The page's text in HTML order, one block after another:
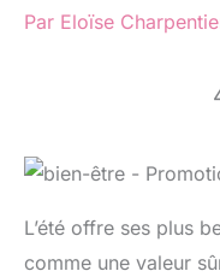
Par Eloïse
L’été offre ses plus
comme une valeur